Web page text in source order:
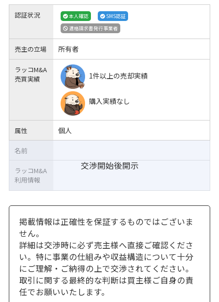
認証状況 本人確認
SMS認証
適格請求書発行事業者
売主の立場 所有者
ラッコM&A
売買実績
1件以上の売却実績
購入実績なし
属性 個人
交渉開始後開示
名前
ラッコM&A
利用情報
掲載情報は正確性を保証するものではございま
せん。
詳細は交渉時に必ず売主様へ直接ご確認くださ
い。特に事業の仕組みや収益構造について十分
にご理解・ご納得の上で交渉されてください。
取引に関する最終的な判断は買主様ご自身の責
任でお願いいたします。